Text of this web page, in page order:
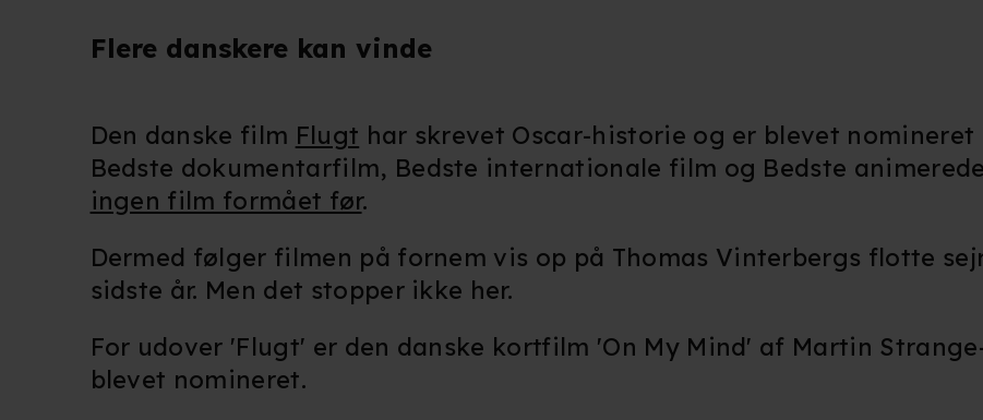
Flere danskere kan vinde
Den danske film Flugt har skrevet Oscar-historie og er blevet
Bedste dokumentarfilm, Bedste internationale film og Bedste
ingen film formået før.
Dermed følger filmen på fornem vis op på Thomas Vinterbergs flotte
sidste år. Men det stopper ikke her.
For udover 'Flugt' er den danske kortfilm 'On My Mind' af Martin
blevet nomineret.